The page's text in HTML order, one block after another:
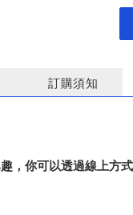
訂購須知
，你可以透過線上方式